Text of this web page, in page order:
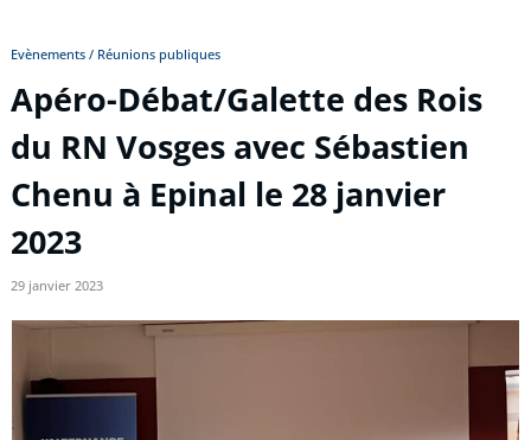
Evènements / Réunions publiques
Apéro-Débat/Galette des Rois
du RN Vosges avec Sébastien
Chenu à Epinal le 28 janvier
2023
29 janvier 2023